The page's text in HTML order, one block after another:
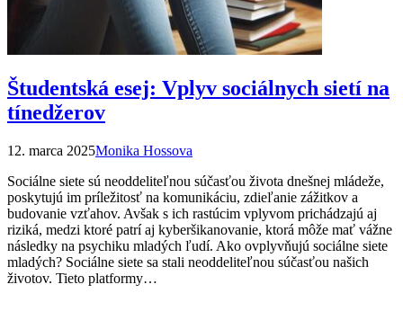
Študentská esej: Vplyv sociálnych sietí na
tínedžerov
12. marca 2025Monika Hossova
Sociálne siete sú neoddeliteľnou súčasťou života dnešnej mládeže,
poskytujú im príležitosť na komunikáciu, zdieľanie zážitkov a
budovanie vzťahov. Avšak s ich rastúcim vplyvom prichádzajú aj
riziká, medzi ktoré patrí aj kyberšikanovanie, ktorá môže mať vážne
následky na psychiku mladých ľudí. Ako ovplyvňujú sociálne siete
mladých? Sociálne siete sa stali neoddeliteľnou súčasťou našich
životov. Tieto platformy…